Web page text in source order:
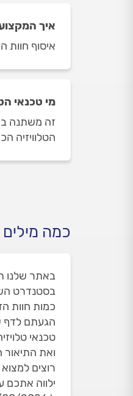
איך
איסוף חוות
מי טכנאי
זה משתנה
הטלוויזיה
כמה מילים
בסטנדרט
כמות חוות
הגעתם לדף
טכנאי
ואת
רוצים